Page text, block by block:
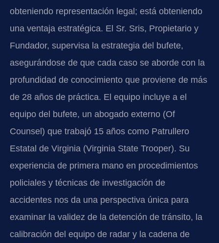
obteniendo representación legal; está obteniendo
una ventaja estratégica. El Sr. Sris, Propietario y
Fundador, supervisa la estrategia del bufete,
asegurándose de que cada caso se aborde con la
profundidad de conocimiento que proviene de más
de 28 años de práctica. El equipo incluye a el
equipo del bufete, un abogado externo (Of
Counsel) que trabajó 15 años como Patrullero
Estatal de Virginia (Virginia State Trooper). Su
experiencia de primera mano en procedimientos
policiales y técnicas de investigación de
accidentes nos da una perspectiva única para
examinar la validez de la detención de tránsito, la
calibración del equipo de radar y la cadena de